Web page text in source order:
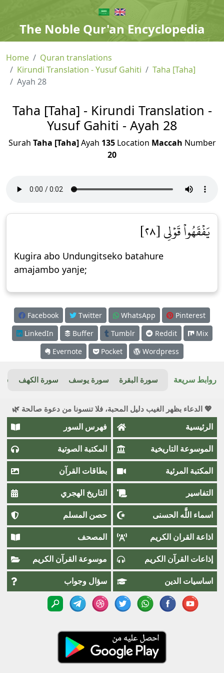
The Noble Qur'an Encyclopedia
Home
Quran translations
Kirundi Translation - Yusuf Gahiti
Taha [Taha]
Ayah 28
Taha [Taha] - Kirundi Translation -
Yusuf Gahiti - Ayah 28
Surah Taha [Taha]Ayah 135Location Maccah Number
20
يَفۡقَهُواْ قَوۡلِي [٢٨]
Kugira abo Undungitseko batahure
amajambo yanje;
Facebook Twitter WhatsApp
Pinterest
LinkedIn
Buffer Tumblr Reddit
Mix
Evernote
Pocket Wordpress
روابط سريعة سورة البقرة سورة يوسف سورة الكهف
💖 الدعاء بظهر الغيب دليل المحبة، فلا تنسونا من دعوة صالحة 🌿
الرئيسية فهرس السور
الموسوعة التاريخية المكتبة الصوتية
المكتبة المرئية بطاقات القرآن
التفاسير التاريخ الهجري
اسماء اللَّٰه الحسنى حصن المسلم
اذاعة القران الكريم المصحف
إذاعات القرآن الكريم موسوعة القرآن الكريم
اساسيات الدين سؤال وجواب